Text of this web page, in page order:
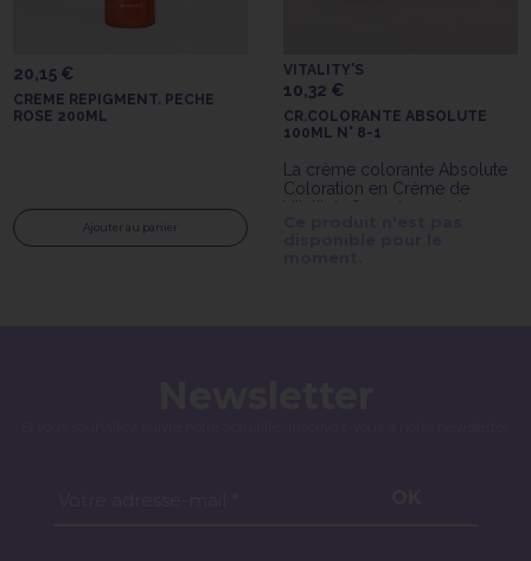
20,15 €
CREME REPIGMENT. PECHE
ROSE 200ML
Ajouter au panier
VITALITY'S
10,32 €
CR.COLORANTE ABSOLUTE
100ML N° 8-1
La crème colorante Absolute
Coloration en Crème de
Vitality's 8-1 est une crème